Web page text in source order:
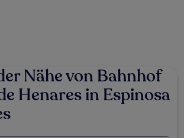
Nähe von Bahnhof
Henares in Espinosa